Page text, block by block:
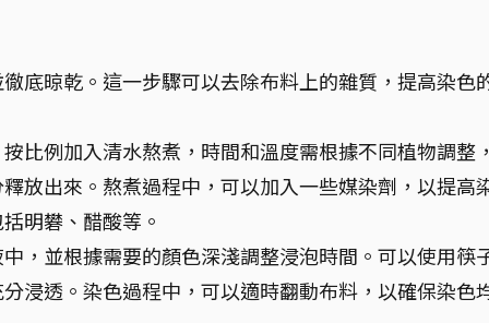
底晾乾。這一步驟可以去除布料上的雜質，提高染色
比例加入清水熬煮，時間和溫度需根據不同植物調整，
放出來。熬煮過程中，可以加入一些媒染劑，以提高
明礬、醋酸等。
，並根據需要的顏色深淺調整浸泡時間。可以使用筷
浸透。染色過程中，可以適時翻動布料，以確保染色